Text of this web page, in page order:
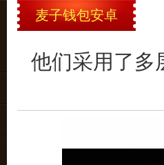
麦子钱包安卓
他们采用了多